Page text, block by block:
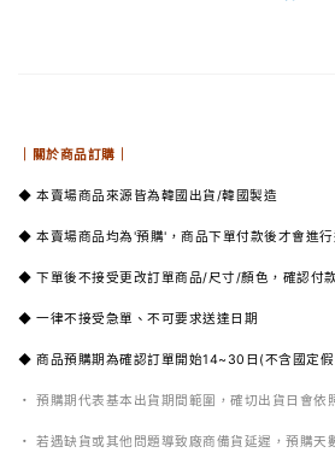
｜關於商品訂購｜
◆ 本賣場商品來源皆為韓國出貨/韓國製造
◆ 本賣場商品均為'預購' ，商品下單付款後才會進
◆ 下單後不接受更改訂單商品/尺寸/顏色，確認付
◆ 一律不接受急單、不可要求送達日期
◆ 商品預購期為確認訂單開始14~30日(不含國定
・ 預購期代表基本出貨期間範圍，確切出貨日會依
・ 若遇缺貨或其他問題導致廠商備貨延遲，預購天